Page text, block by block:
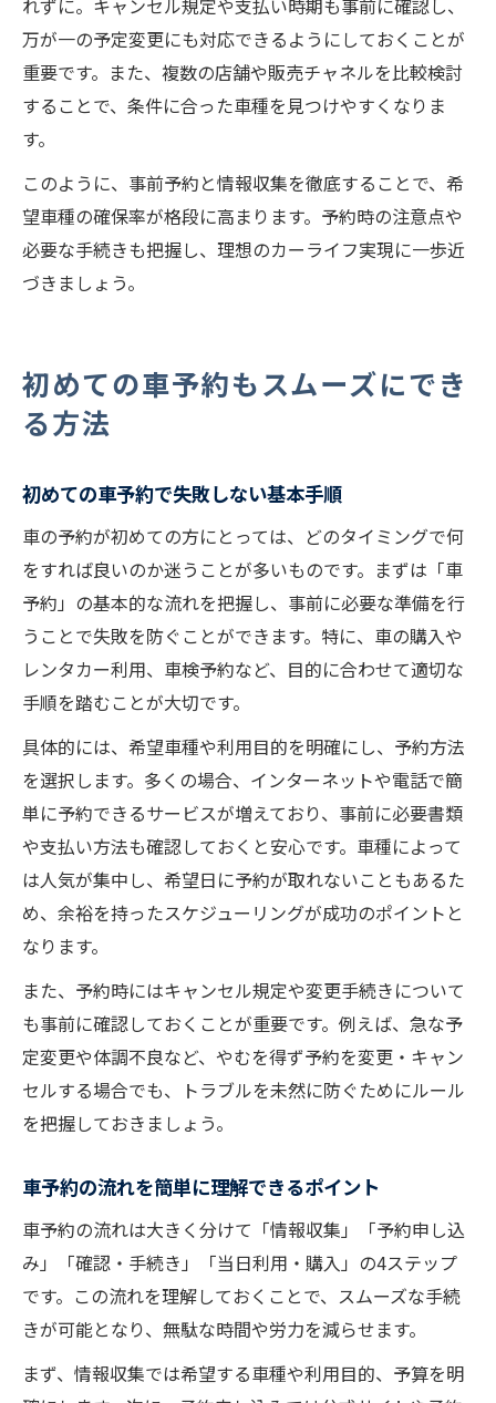
れずに。キャンセル規定や支払い時期も事前に確認し、
万が一の予定変更にも対応できるようにしておくことが
重要です。また、複数の店舗や販売チャネルを比較検討
することで、条件に合った車種を見つけやすくなりま
す。
このように、事前予約と情報収集を徹底することで、希
望車種の確保率が格段に高まります。予約時の注意点や
必要な手続きも把握し、理想のカーライフ実現に一歩近
づきましょう。
初めての車予約もスムーズにでき
る方法
初めての車予約で失敗しない基本手順
車の予約が初めての方にとっては、どのタイミングで何
をすれば良いのか迷うことが多いものです。まずは「車
予約」の基本的な流れを把握し、事前に必要な準備を行
うことで失敗を防ぐことができます。特に、車の購入や
レンタカー利用、車検予約など、目的に合わせて適切な
手順を踏むことが大切です。
具体的には、希望車種や利用目的を明確にし、予約方法
を選択します。多くの場合、インターネットや電話で簡
単に予約できるサービスが増えており、事前に必要書類
や支払い方法も確認しておくと安心です。車種によって
は人気が集中し、希望日に予約が取れないこともあるた
め、余裕を持ったスケジューリングが成功のポイントと
なります。
また、予約時にはキャンセル規定や変更手続きについて
も事前に確認しておくことが重要です。例えば、急な予
定変更や体調不良など、やむを得ず予約を変更・キャン
セルする場合でも、トラブルを未然に防ぐためにルール
を把握しておきましょう。
車予約の流れを簡単に理解できるポイント
車予約の流れは大きく分けて「情報収集」「予約申し込
み」「確認・手続き」「当日利用・購入」の4ステップ
です。この流れを理解しておくことで、スムーズな手続
きが可能となり、無駄な時間や労力を減らせます。
まず、情報収集では希望する車種や利用目的、予算を明